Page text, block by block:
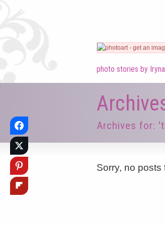
photo stories by
Archives for:
Sorry, no